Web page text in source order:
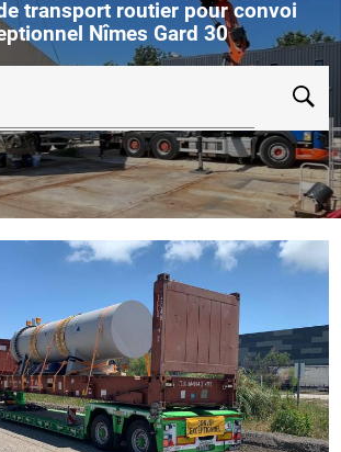
transport routier pour convoi
Nîmes Gard 30